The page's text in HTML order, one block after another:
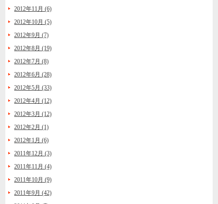
2012年11月 (6)
2012年10月 (5)
2012年9月 (7)
2012年8月 (19)
2012年7月 (8)
2012年6月 (28)
2012年5月 (33)
2012年4月 (12)
2012年3月 (12)
2012年2月 (1)
2012年1月 (6)
2011年12月 (3)
2011年11月 (4)
2011年10月 (9)
2011年9月 (42)